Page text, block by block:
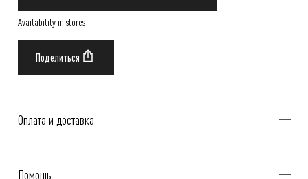
Availability in stores
Оплата и доставка
Помощь